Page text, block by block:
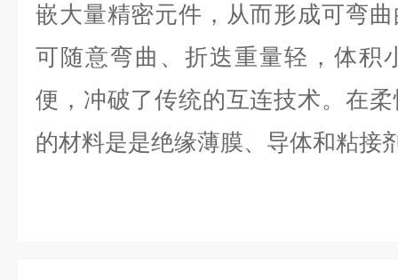
嵌大量精密元件，从而形成可弯
可随意弯曲、折迭重量轻，体积
便，冲破了传统的互连技术。在
的材料是是绝缘薄膜、导体和粘接